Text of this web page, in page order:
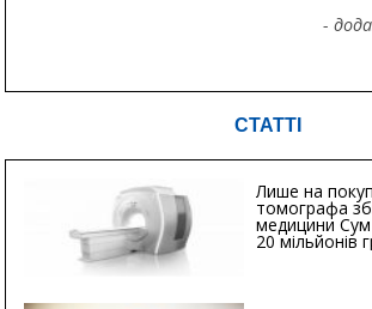
-
СТАТТІ
Лише на
томографа
медицини
20 мільйонів